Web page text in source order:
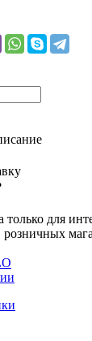
только для
розничных